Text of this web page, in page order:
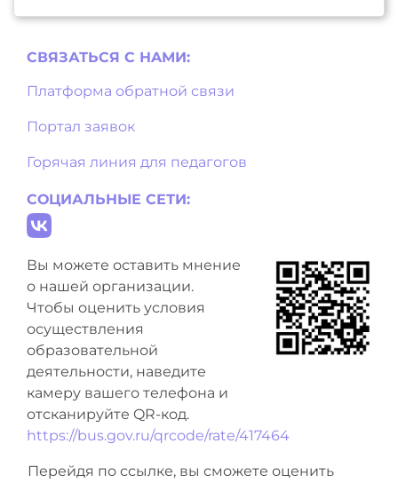
СВЯЗАТЬСЯ С НAМИ:
Платформа обратной связи
Портал заявок
Горячая линия для педагогов
СОЦИАЛЬНЫЕ СЕТИ:
Вы можете оставить мнение
о нашей организации.
Чтобы оценить условия
осуществления
образовательной
деятельности, наведите
камеру вашего телефона и
отсканируйте QR-код.
https://bus.gov.ru/qrcode/rate/417464
Перейдя по ссылке, вы сможете оценить